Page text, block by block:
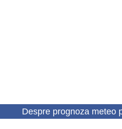
Despre prognoza meteo